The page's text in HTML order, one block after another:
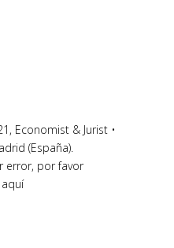
Economist & Jurist •
(España).
error, por favor